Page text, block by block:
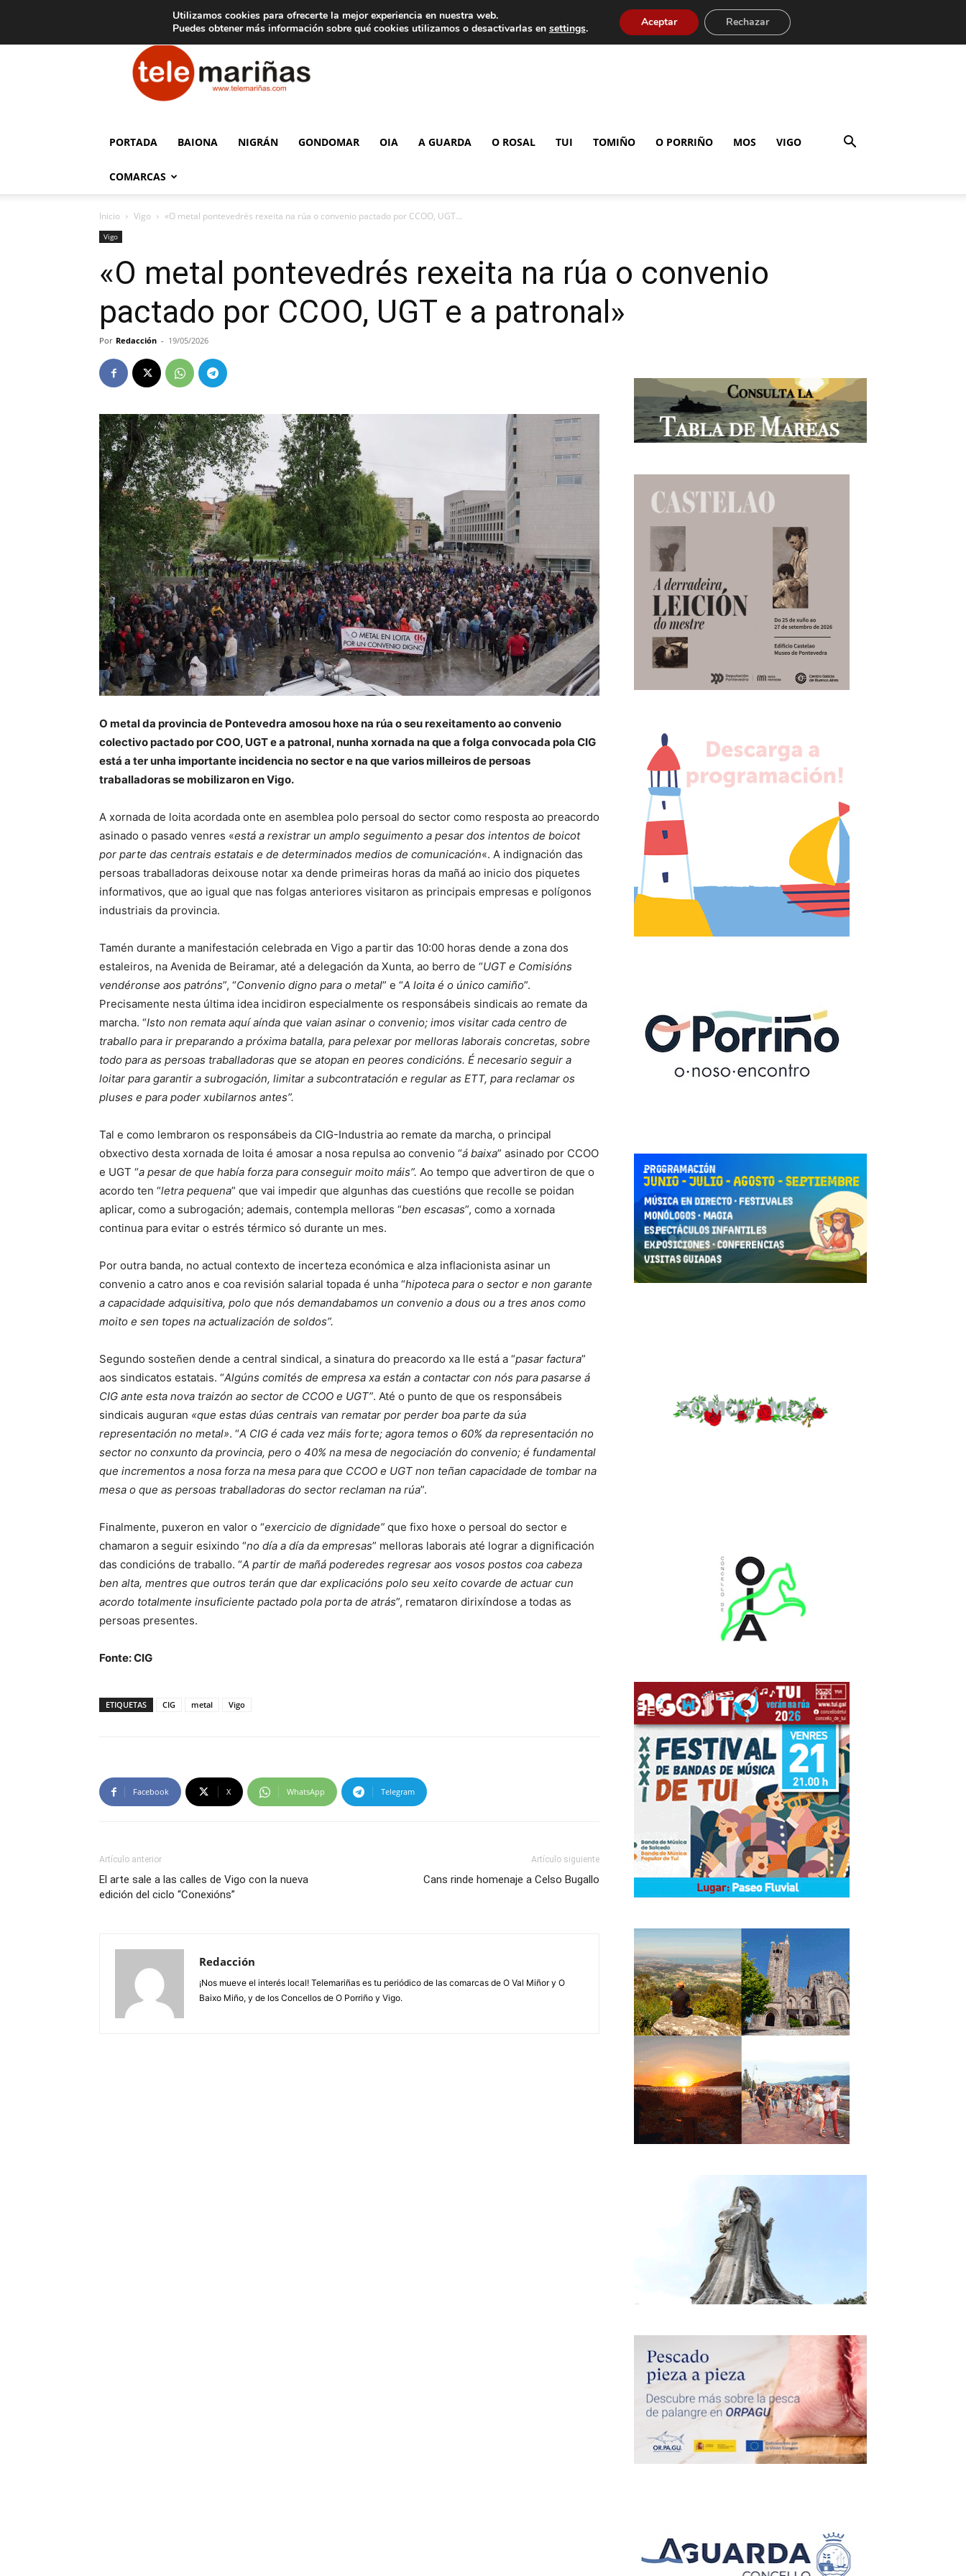
Aviso legal Tarifas de publicidad
Telemariñas
PORTADA BAIONA NIGRÁN GONDOMAR OIA A GUARDA O ROSAL TUI TOMIÑO O PORRIÑO MOS VIGO
COMARCAS
Inicio Vigo «O metal pontevedrés rexeita na rúa o convenio pactado por CCOO, UGT...
Vigo
«O metal pontevedrés rexeita na rúa o convenio
pactado por CCOO, UGT e a patronal»
Por Redacción - 19/05/2026
O metal da provincia de Pontevedra amosou hoxe na rúa o seu rexeitamento ao convenio
colectivo pactado por COO, UGT e a patronal, nunha xornada na que a folga convocada pola CIG
está a ter unha importante incidencia no sector e na que varios milleiros de persoas
traballadoras se mobilizaron en Vigo.
A xornada de loita acordada onte en asemblea polo persoal do sector como resposta ao preacordo
asinado o pasado venres «está a rexistrar un amplo seguimento a pesar dos intentos de boicot
por parte das centrais estatais e de determinados medios de comunicación«. A indignación das
persoas traballadoras deixouse notar xa dende primeiras horas da mañá ao inicio dos piquetes
informativos, que ao igual que nas folgas anteriores visitaron as principais empresas e polígonos
industriais da provincia.
Tamén durante a manifestación celebrada en Vigo a partir das 10:00 horas dende a zona dos
estaleiros, na Avenida de Beiramar, até a delegación da Xunta, ao berro de “UGT e Comisións
vendéronse aos patróns”, “Convenio digno para o metal” e “A loita é o único camiño”.
Precisamente nesta última idea incidiron especialmente os responsábeis sindicais ao remate da
marcha. “Isto non remata aquí aínda que vaian asinar o convenio; imos visitar cada centro de
traballo para ir preparando a próxima batalla, para pelexar por melloras laborais concretas, sobre
todo para as persoas traballadoras que se atopan en peores condicións. É necesario seguir a
loitar para garantir a subrogación, limitar a subcontratación e regular as ETT, para reclamar os
pluses e para poder xubilarnos antes”.
Tal e como lembraron os responsábeis da CIG-Industria ao remate da marcha, o principal
obxectivo desta xornada de loita é amosar a nosa repulsa ao convenio “á baixa” asinado por CCOO
e UGT “a pesar de que había forza para conseguir moito máis”. Ao tempo que advertiron de que o
acordo ten “letra pequena” que vai impedir que algunhas das cuestións que recolle se poidan
aplicar, como a subrogación; ademais, contempla melloras “ben escasas”, como a xornada
continua para evitar o estrés térmico só durante un mes.
Por outra banda, no actual contexto de incerteza económica e alza inflacionista asinar un
convenio a catro anos e coa revisión salarial topada é unha “hipoteca para o sector e non garante
a capacidade adquisitiva, polo que nós demandabamos un convenio a dous ou a tres anos como
moito e sen topes na actualización de soldos”.
Segundo sosteñen dende a central sindical, a sinatura do preacordo xa lle está a “pasar factura”
aos sindicatos estatais. “Algúns comités de empresa xa están a contactar con nós para pasarse á
CIG ante esta nova traizón ao sector de CCOO e UGT”. Até o punto de que os responsábeis
sindicais auguran «que estas dúas centrais van rematar por perder boa parte da súa
representación no metal». “A CIG é cada vez máis forte; agora temos o 60% da representación no
sector no conxunto da provincia, pero o 40% na mesa de negociación do convenio; é fundamental
que incrementos a nosa forza na mesa para que CCOO e UGT non teñan capacidade de tombar na
mesa o que as persoas traballadoras do sector reclaman na rúa”.
Finalmente, puxeron en valor o “exercicio de dignidade” que fixo hoxe o persoal do sector e
chamaron a seguir esixindo “no día a día da empresas” melloras laborais até lograr a dignificación
das condicións de traballo. “A partir de mañá poderedes regresar aos vosos postos coa cabeza
ben alta, mentres que outros terán que dar explicacións polo seu xeito covarde de actuar cun
acordo totalmente insuficiente pactado pola porta de atrás”, remataron dirixíndose a todas as
persoas presentes.
Fonte: CIG
ETIQUETAS CIG metal Vigo
Facebook X WhatsApp Telegram
Artículo anterior
El arte sale a las calles de Vigo con la nueva
edición del ciclo “Conexións”
Artículo siguiente
Cans rinde homenaje a Celso Bugallo
Redacción
¡Nos mueve el interés local! Telemariñas es tu periódico de las comarcas de O Val Miñor y O
Baixo Miño, y de los Concellos de O Porriño y Vigo.
Utilizamos cookies para ofrecerte la mejor experiencia en nuestra web.
Puedes obtener más información sobre qué cookies utilizamos o desactivarlas en settings. Aceptar Rechazar